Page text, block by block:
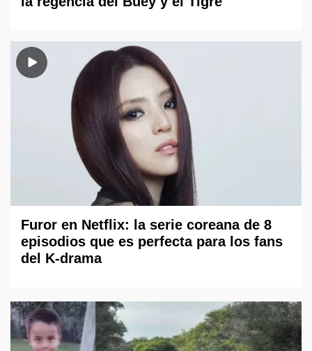
Furor en Netflix: la serie coreana de 8
episodios que es perfecta para los fans
del K-drama